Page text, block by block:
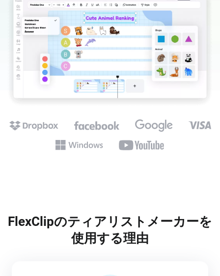
FlexClipのティアリストメーカーを
使用する理由